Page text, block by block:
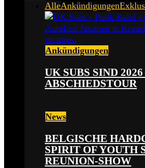
AlleAnkündigungen
Ankündigungen
UK SUBS SIND
ABSCHIEDSTOUR
News
BELGISCHE
SPIRIT OF YOUTH
REUNION-SHOW